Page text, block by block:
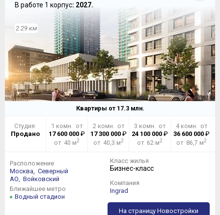
В работе 1 корпус: 2027.
2.29 км
Квартиры от 17.3млн.
Студия
Продано
1 комн. от
17 600 000 ₽
от 40 м2
2 комн. от
17 300 000₽
от 40,3 м2
3 комн. от
24 100 000 ₽
от 62 м2
4 комн. от
36 600 000₽
от 86,7 м2
Расположение
Москва,
Северный
АО,
Войковский
Ближайшее метро
Водный стадион
Класс жилья
Бизнес-класс
Компания
Ingrad
На страницу Новостройки